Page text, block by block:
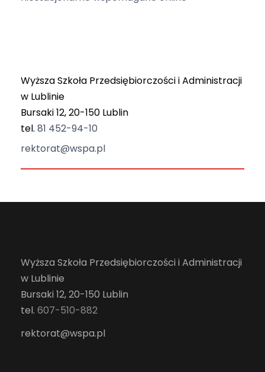
Wyższa Szkoła Przedsiębiorczości i Administracji
w Lublinie
Bursaki 12, 20-150 Lublin
tel. 81 452-94-10
rektorat@wspa.pl
Wyższa Szkoła Przedsiębiorczości i Administracji
w Lublinie
Bursaki 12, 20-150 Lublin
tel. 607-510-882
rektorat@wspa.pl